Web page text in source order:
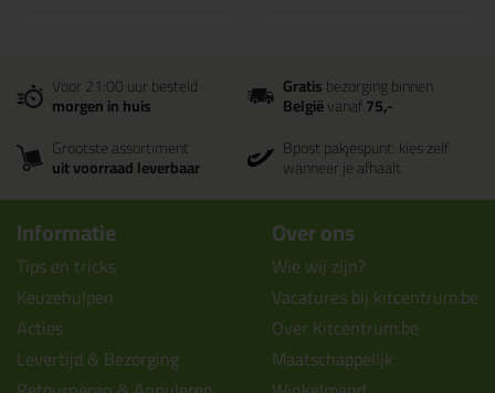
Voor 21:00 uur besteld
morgen in huis
Gratisbezorging binnen
Belgiëvanaf75,-
Grootste assortiment
uit voorraad leverbaar
Bpost pakjespunt: kies zelf
wanneer je afhaalt
Informatie
Tips en tricks
Keuzehulpen
Acties
Levertijd & Bezorging
Over ons
Wie wij zijn?
Vacatures bij kitcentrum.be
Over Kitcentrum.be
Maatschappelijk